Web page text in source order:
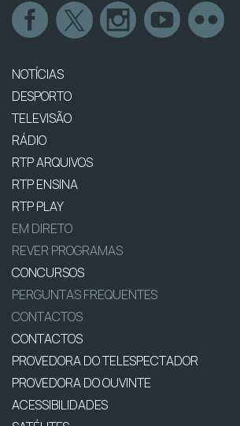
NOTÍCIAS
DESPORTO
TELEVISÃO
RÁDIO
RTP ARQUIVOS
RTP ENSINA
RTP PLAY
EM DIRETO
REVER PROGRAMAS
CONCURSOS
PERGUNTAS FREQUENTES
CONTACTOS
CONTACTOS
PROVEDORA DO TELESPECTADOR
PROVEDORA DO OUVINTE
ACESSIBILIDADES